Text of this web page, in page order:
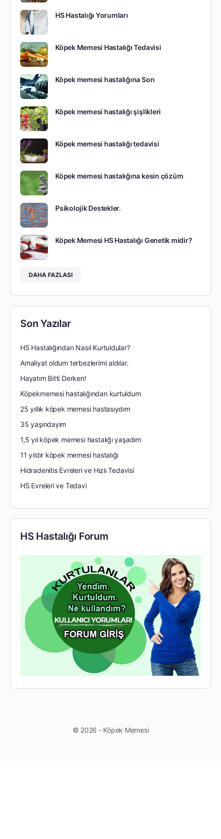
HS Hastalığı Yorumları
Köpek Memesi Hastalığı Tedavisi
Köpek memesi hastalığına Son
Köpek memesi hastalığı şişlikleri
Köpek memesi hastalığı tedavisi
Köpek memesi hastalığına kesin çözüm
Psikolojik Destekler.
Köpek Memesi HS Hastalığı Genetik midir?
DAHA FAZLASI
Son Yazılar
HS Hastalığından Nasıl Kurtuldular?
Amaliyat oldum terbezlerimi aldılar.
Hayatım Bitti Derken!
Köpekmemesi hastalığından kurtuldum
25 yıllık köpek memesi hastasıydım
35 yaşındayım
1,5 yıl köpek memesi hastalığı yaşadım
11 yıldır köpek memesi hastalığı
Hidradenitis Evreleri ve Hızlı Tedavisi
HS Evreleri ve Tedavi
HS Hastalığı Forum
© 2026 - Köpek Memesi